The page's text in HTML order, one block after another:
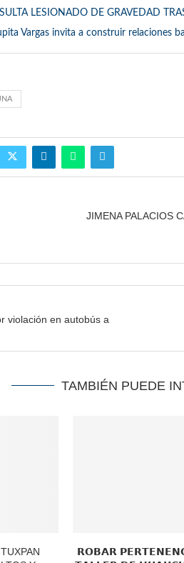
LESIONADO DE GRAVEDAD
Vargas invita a construir relaciones
JIMENA PALACIOS
violación en autobús a
TAMBIÉN PUEDE
𝗥𝗢𝗕𝗔𝗥